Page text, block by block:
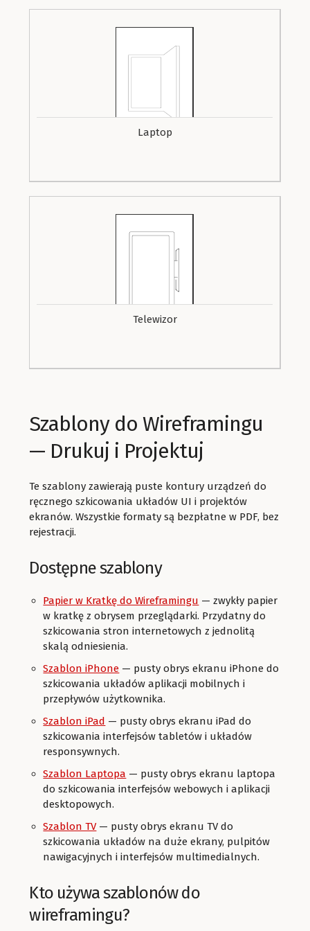
Laptop
Telewizor
Szablony do Wireframingu
— Drukuj i Projektuj
Te szablony zawierają puste kontury urządzeń do
ręcznego szkicowania układów UI i projektów
ekranów. Wszystkie formaty są bezpłatne w PDF, bez
rejestracji.
Dostępne szablony
Papier w Kratkę do Wireframingu — zwykły papier
w kratkę z obrysem przeglądarki. Przydatny do
szkicowania stron internetowych z jednolitą
skalą odniesienia.
Szablon iPhone — pusty obrys ekranu iPhone do
szkicowania układów aplikacji mobilnych i
przepływów użytkownika.
Szablon iPad — pusty obrys ekranu iPad do
szkicowania interfejsów tabletów i układów
responsywnych.
Szablon Laptopa — pusty obrys ekranu laptopa
do szkicowania interfejsów webowych i aplikacji
desktopowych.
Szablon TV — pusty obrys ekranu TV do
szkicowania układów na duże ekrany, pulpitów
nawigacyjnych i interfejsów multimedialnych.
Kto używa szablonów do
wireframingu?